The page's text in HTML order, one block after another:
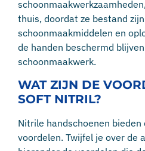
thuis, doordat ze bestand
schoonmaakmiddelen en
de handen beschermd
schoonmaakwerk.
WAT ZIJN DE
SOFT NITRIL?
Nitrile handschoenen bieden
voordelen. Twijfel je over de